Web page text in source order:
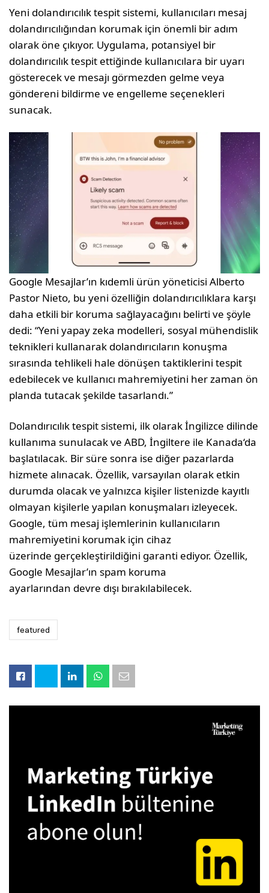
Yeni dolandırıcılık tespit sistemi, kullanıcıları mesaj
dolandırıcılığından korumak için önemli bir adım
olarak öne çıkıyor. Uygulama, potansiyel bir
dolandırıcılık tespit ettiğinde kullanıcılara bir uyarı
gösterecek ve mesajı görmezden gelme veya
göndereni bildirme ve engelleme seçenekleri
sunacak.
Google Mesajlar’ın kıdemli ürün yöneticisi Alberto
Pastor Nieto, bu yeni özelliğin dolandırıcılıklara karşı
daha etkili bir koruma sağlayacağını belirti ve şöyle
dedi: “Yeni yapay zeka modelleri, sosyal mühendislik
teknikleri kullanarak dolandırıcıların konuşma
sırasında tehlikeli hale dönüşen taktiklerini tespit
edebilecek ve kullanıcı mahremiyetini her zaman ön
planda tutacak şekilde tasarlandı.”
Dolandırıcılık tespit sistemi, ilk olarak İngilizce dilinde
kullanıma sunulacak ve ABD, İngiltere ile Kanada‘da
başlatılacak. Bir süre sonra ise diğer pazarlarda
hizmete alınacak. Özellik, varsayılan olarak etkin
durumda olacak ve yalnızca kişiler listenizde kayıtlı
olmayan kişilerle yapılan konuşmaları izleyecek.
Google, tüm mesaj işlemlerinin kullanıcıların
mahremiyetini korumak için cihaz
üzerinde gerçekleştirildiğini garanti ediyor. Özellik,
Google Mesajlar’ın spam koruma
ayarlarından devre dışı bırakılabilecek.
featured